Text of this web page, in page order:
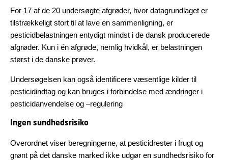
For 17 af de 20 undersøgte afgrøder, hvor datagrundlaget er
tilstrækkeligt stort til at lave en sammenligning, er
pesticidbelastningen entydigt mindst i de dansk producerede
afgrøder. Kun i én afgrøde, nemlig hvidkål, er belastningen
størst i de danske prøver.
Undersøgelsen kan også identificere væsentlige kilder til
pesticidindtag og kan bruges i forbindelse med ændringer i
pesticidanvendelse og –regulering
Ingen sundhedsrisiko
Overordnet viser beregningerne, at pesticidrester i frugt og
grønt på det danske marked ikke udgør en sundhedsrisiko for